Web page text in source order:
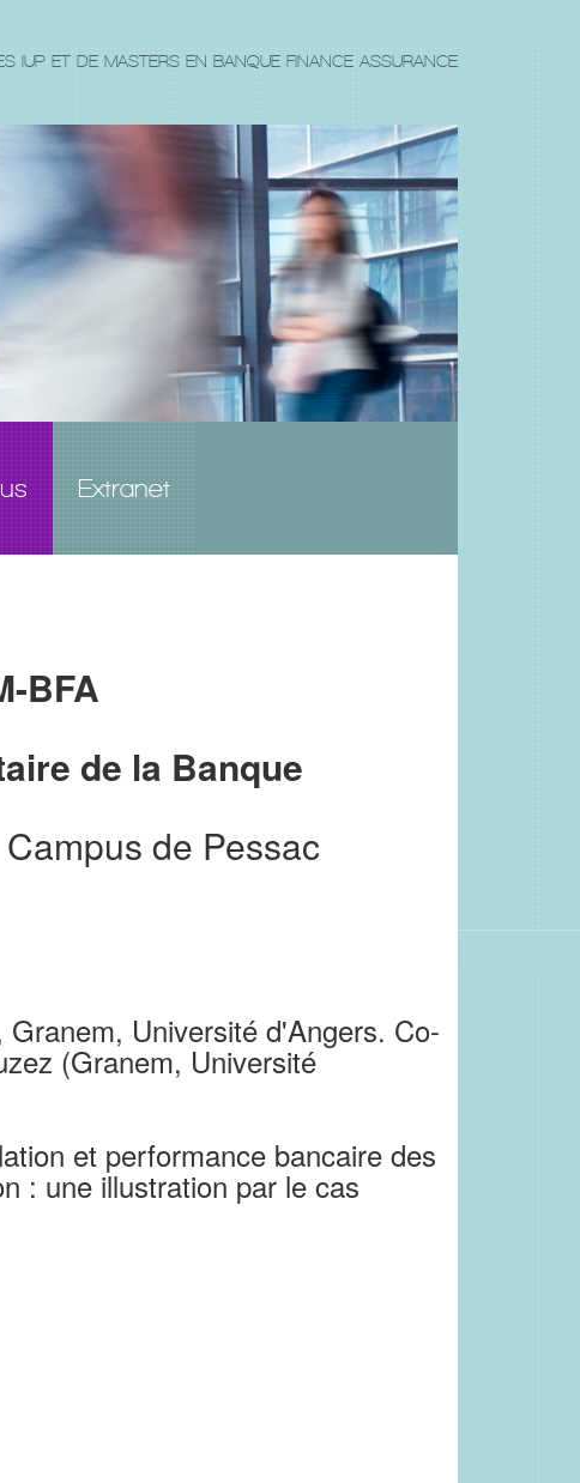
IUP ET DE MASTERS EN BANQUE FINANCE ASSURANCE
Extranet
BFA
de la Banque
de Pessac
Granem, Université d'Angers. Co-
(Granem, Université
et performance bancaire des
: une illustration par le cas